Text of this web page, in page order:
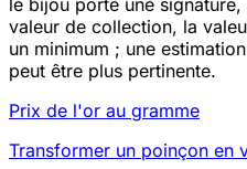
le bijou porte une
valeur de collection, la
un minimum ; une
peut être plus pertinente.
Prix de l'or au gramme
Transformer un poinçon en